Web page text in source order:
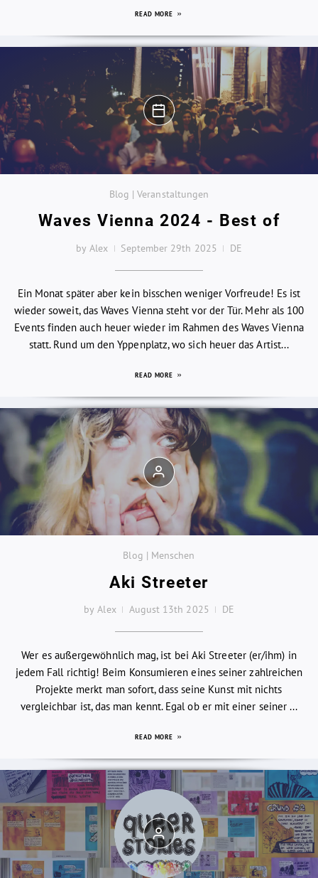
READ MORE
Blog | Veranstaltungen
Waves Vienna 2024 - Best of
by Alex September 29th 2025 DE
Ein Monat später aber kein bisschen weniger Vorfreude! Es ist
wieder soweit, das Waves Vienna steht vor der Tür. Mehr als 100
Events finden auch heuer wieder im Rahmen des Waves Vienna
statt. Rund um den Yppenplatz, wo sich heuer das Artist...
READ MORE
Blog | Menschen
Aki Streeter
by Alex August 13th 2025 DE
Wer es außergewöhnlich mag, ist bei Aki Streeter (er/ihm) in
jedem Fall richtig! Beim Konsumieren eines seiner zahlreichen
Projekte merkt man sofort, dass seine Kunst mit nichts
vergleichbar ist, das man kennt. Egal ob er mit einer seiner ...
READ MORE